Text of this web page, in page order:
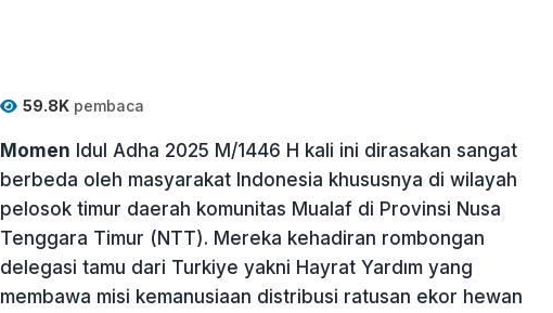
59.8Kpembaca
Momen Idul Adha 2025 M/1446 H kali ini dirasakan sangat
berbeda oleh masyarakat Indonesia khususnya di wilayah
pelosok timur daerah komunitas Mualaf di Provinsi Nusa
Tenggara Timur (NTT). Mereka kehadiran rombongan
delegasi tamu dari Turkiye yakni Hayrat Yardım yang
membawa misi kemanusiaan distribusi ratusan ekor hewan